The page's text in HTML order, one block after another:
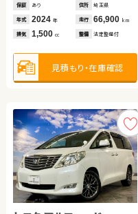
保証 あり 住所 埼玉県
年式 2024 年 走行 66,900 km
排気 1,500 cc 整備 法定整備付
見積もり・在庫確認
保証 あり 住所 埼玉県
年式 2025 年 走行 10,700 km
排気 2,500 cc 整備 法定整備付
見積もり・在庫確認
保証 あり 住所 岩手県
年式 2021 年 走行 65,000 km
排気 2,000 cc 整備 法定整備付
見積もり・在庫確認